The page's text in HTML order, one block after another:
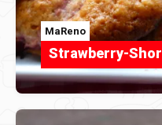
MaReno
Strawberry-